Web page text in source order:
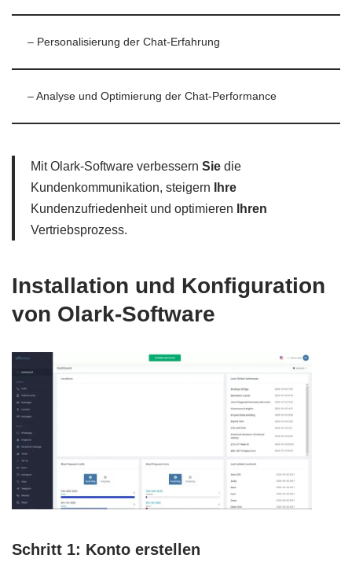
– Personalisierung der Chat-Erfahrung
– Analyse und Optimierung der Chat-Performance
Mit Olark-Software verbessern Sie die
Kundenkommunikation, steigern
Ihre
Kundenzufriedenheit und optimieren
Ihren
Vertriebsprozess.
Installation und Konfiguration
von Olark-Software
Schritt 1: Konto erstellen